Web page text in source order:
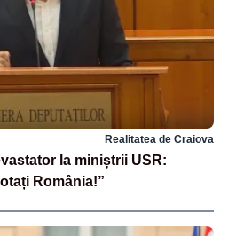
Realitatea de Craiova
la miniștrii USR:
România!”